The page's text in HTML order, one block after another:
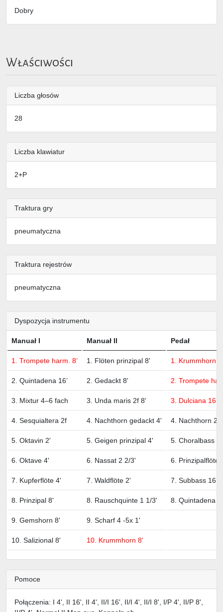
Dobry
Właściwości
Liczba głosów
28
Liczba klawiatur
2+P
Traktura gry
pneumatyczna
Traktura rejestrów
pneumatyczna
Dyspozycja instrumentu
Manuał I Manuał II Pedał
1. Trompete harm. 8’ 1. Flöten prinzipal 8' 1. Krummhorn 4’
2. Quintadena 16’ 2. Gedackt 8' 2. Trompete
3. Mixtur 4–6 fach 3. Unda maris 2f 8' 3. Dulciana 16’
4. Sesquialtera 2f 4. Nachthorn gedackt 4' 4. Nachthorn 2’
5. Oktavin 2' 5. Geigen prinzipal 4' 5. Choralbass 4’
6. Oktave 4' 6. Nassat 2 2/3' 6. Prinzipalflöte
7. Kupferflöte 4' 7. Waldflöte 2' 7. Subbass 16’
8. Prinzipal 8' 8. Rauschquinte 1 1/3' 8. Quintadena
9. Gemshorn 8' 9. Scharf 4 -5x 1'
10. Salizional 8' 10. Krummhorn 8'
Pomoce
Połączenia: I 4', II 16', II 4', II/I 16', II/I 4', II/I 8', I/P 4', II/P 8',